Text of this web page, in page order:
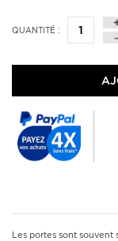
QUANTITÉ :
Les portes sont souvent